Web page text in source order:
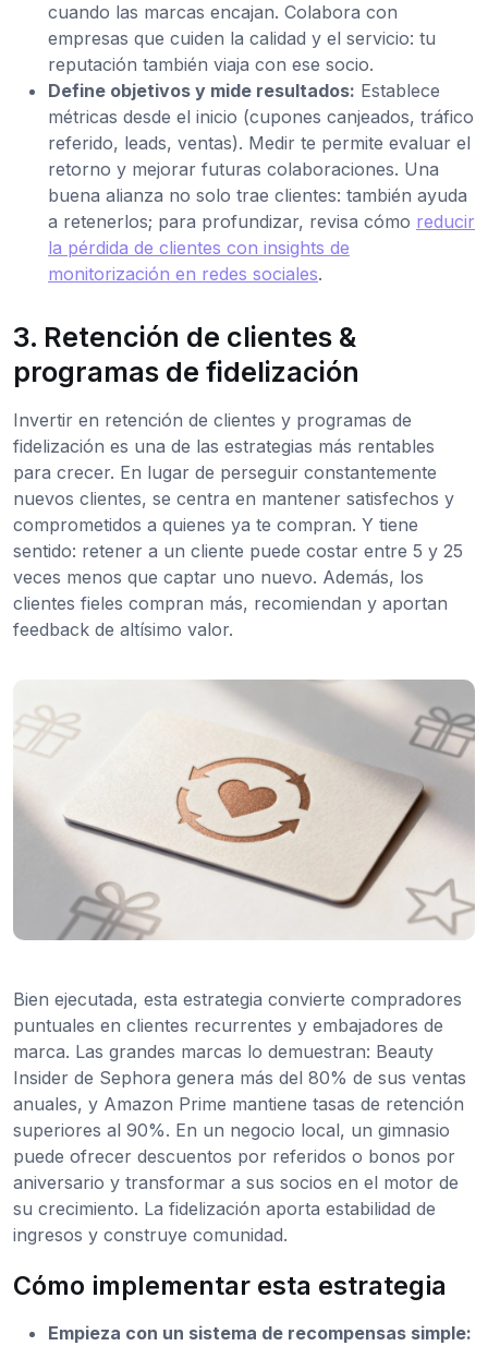
cuando las marcas encajan. Colabora con
empresas que cuiden la calidad y el servicio: tu
reputación también viaja con ese socio.
Define objetivos y mide resultados: Establece
métricas desde el inicio (cupones canjeados, tráfico
referido, leads, ventas). Medir te permite evaluar el
retorno y mejorar futuras colaboraciones. Una
buena alianza no solo trae clientes: también ayuda
a retenerlos; para profundizar, revisa cómo reducir
la pérdida de clientes con insights de
monitorización en redes sociales.
3. Retención de clientes &
programas de fidelización
Invertir en retención de clientes y programas de
fidelización es una de las estrategias más rentables
para crecer. En lugar de perseguir constantemente
nuevos clientes, se centra en mantener satisfechos y
comprometidos a quienes ya te compran. Y tiene
sentido: retener a un cliente puede costar entre 5 y 25
veces menos que captar uno nuevo. Además, los
clientes fieles compran más, recomiendan y aportan
feedback de altísimo valor.
Bien ejecutada, esta estrategia convierte compradores
puntuales en clientes recurrentes y embajadores de
marca. Las grandes marcas lo demuestran: Beauty
Insider de Sephora genera más del 80% de sus ventas
anuales, y Amazon Prime mantiene tasas de retención
superiores al 90%. En un negocio local, un gimnasio
puede ofrecer descuentos por referidos o bonos por
aniversario y transformar a sus socios en el motor de
su crecimiento. La fidelización aporta estabilidad de
ingresos y construye comunidad.
Cómo implementar esta estrategia
Empieza con un sistema de recompensas simple: